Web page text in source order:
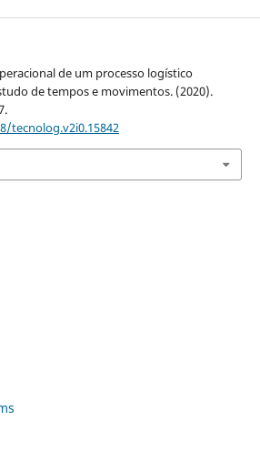
de um processo logístico
de tempos e movimentos. (2020).
tecnolog.v2i0.15842